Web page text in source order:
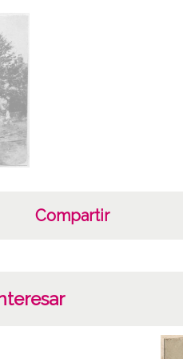
Compartir